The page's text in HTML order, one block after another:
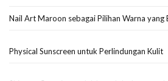
Nail Art Maroon sebagai Pilihan Warna yang
Physical Sunscreen untuk Perlindungan Kulit